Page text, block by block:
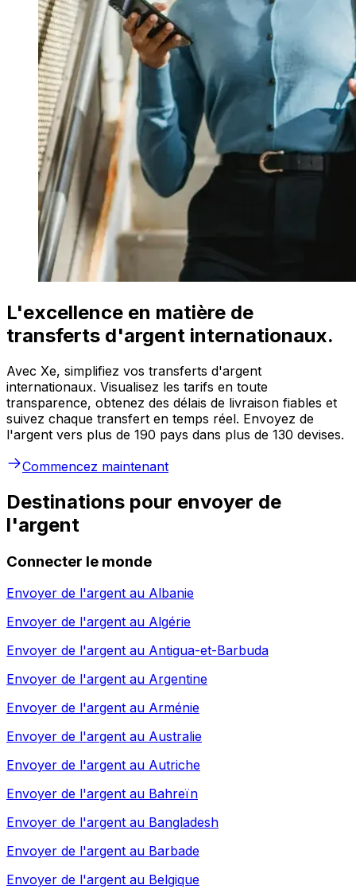
L'excellence en matière de
transferts d'argent internationaux.
Avec Xe, simplifiez vos transferts d'argent
internationaux. Visualisez les tarifs en toute
transparence, obtenez des délais de livraison fiables et
suivez chaque transfert en temps réel. Envoyez de
l'argent vers plus de 190 pays dans plus de 130 devises.
Commencez maintenant
Destinations pour envoyer de
l'argent
Connecter le monde
Envoyer de l'argent au Albanie
Envoyer de l'argent au Algérie
Envoyer de l'argent au Antigua-et-Barbuda
Envoyer de l'argent au Argentine
Envoyer de l'argent au Arménie
Envoyer de l'argent au Australie
Envoyer de l'argent au Autriche
Envoyer de l'argent au Bahreïn
Envoyer de l'argent au Bangladesh
Envoyer de l'argent au Barbade
Envoyer de l'argent au Belgique